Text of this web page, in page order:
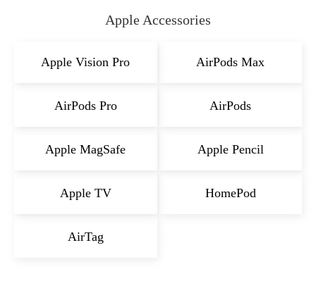
Apple Accessories
Apple Vision Pro AirPods Max
AirPods Pro AirPods
Apple MagSafe Apple Pencil
Apple TV HomePod
AirTag